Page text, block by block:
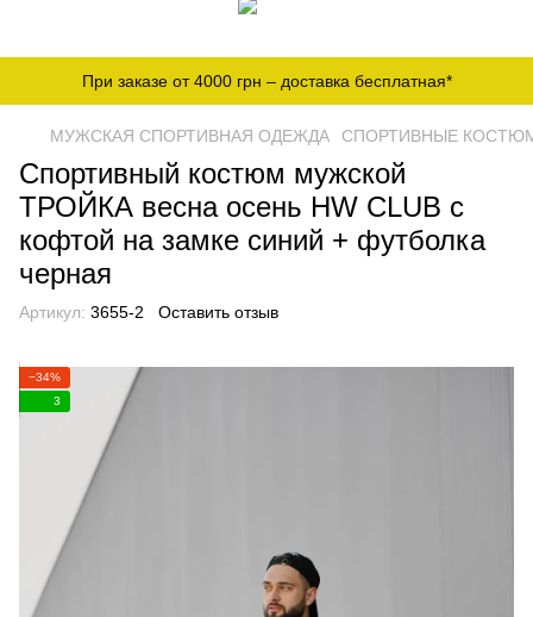
При заказе от 4000 грн – доставка бесплатная*
МУЖСКАЯ СПОРТИВНАЯ ОДЕЖДА СПОРТИВНЫЕ
Спортивный костюм мужской
ТРОЙКА весна осень HW CLUB с
кофтой на замке синий + футболка
черная
Артикул: 3655-2 Оставить отзыв
−34%
3